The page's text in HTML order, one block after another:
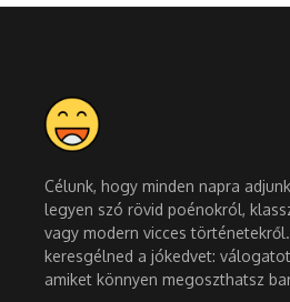
Célunk, hogy minden napra
legyen szó rövid poénokról,
vagy modern vicces
keresgélned a jókedvet:
amiket könnyen megoszthatsz